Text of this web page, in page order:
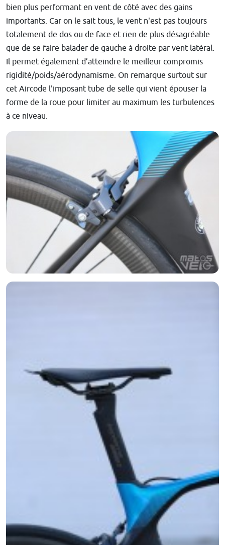
bien plus performant en vent de côté avec des gains
importants. Car on le sait tous, le vent n'est pas toujours
totalement de dos ou de face et rien de plus désagréable
que de se faire balader de gauche à droite par vent latéral.
Il permet également d’atteindre le meilleur compromis
rigidité/poids/aérodynamisme. On remarque surtout sur
cet Aircode l'imposant tube de selle qui vient épouser la
forme de la roue pour limiter au maximum les turbulences
à ce niveau.